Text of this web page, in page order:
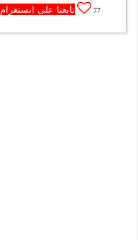
77 تابعنا على انستغرام